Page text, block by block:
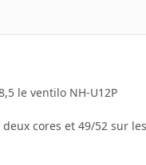
le ventilo NH-U12P
cores et 49/52 sur